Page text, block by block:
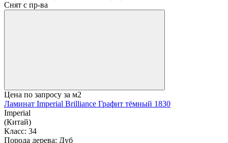
Снят с пр-ва
Цена по запросу за м2
Ламинат Imperial Brilliance Графит тёмный 1830
Imperial
(Китай)
Класс: 34
Порода дерева: Дуб